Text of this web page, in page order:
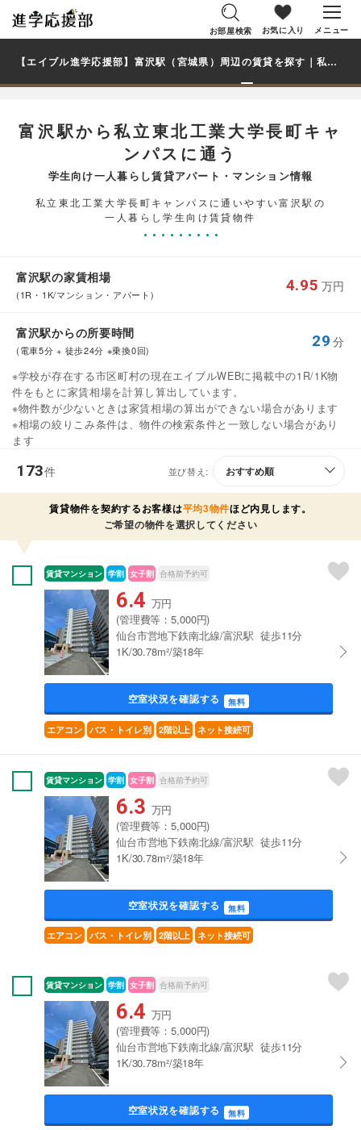
お部屋検索 お気に入り メニュー
【エイブル進学応援部】富沢駅（宮城県）周辺の賃貸を探す｜私立東北工業大学長町キャンパス学生・大学生の一人暮らし向け賃貸マンション・アパート
富沢駅から私立東北工業大学長町キャ
ンパスに通う
学生向け一人暮らし賃貸アパート・マンション情報
私立東北工業大学長町キャンパスに通いやすい富沢駅の
一人暮らし学生向け賃貸物件
富沢駅の家賃相場
(1R・1K/マンション・アパート)
4.95 万円
富沢駅からの所要時間
(電車5分 + 徒歩24分 ※乗換0回)
29 分
※学校が存在する市区町村の現在エイブルWEBに掲載中の1R/1K物
件をもとに家賃相場を計算し算出しています。
※物件数が少ないときは家賃相場の算出ができない場合があります
※相場の絞りこみ条件は、物件の検索条件と一致しない場合があり
ます
173件 並び替え:
賃貸物件を契約するお客様は平均3物件ほど内見します。
ご希望の物件を選択してください
賃貸マンション 学割 女子割 合格前予約可
6.4 万円
(管理費等：5,000円)
仙台市営地下鉄南北線/富沢駅 徒歩11分
1K/30.78m²/築18年
空室状況を確認する 無料
エアコン バス・トイレ別 2階以上 ネット接続可
賃貸マンション 学割 女子割 合格前予約可
6.3 万円
(管理費等：5,000円)
仙台市営地下鉄南北線/富沢駅 徒歩11分
1K/30.78m²/築18年
空室状況を確認する 無料
エアコン バス・トイレ別 2階以上 ネット接続可
賃貸マンション 学割 女子割 合格前予約可
6.4 万円
(管理費等：5,000円)
仙台市営地下鉄南北線/富沢駅 徒歩11分
1K/30.78m²/築18年
空室状況を確認する 無料